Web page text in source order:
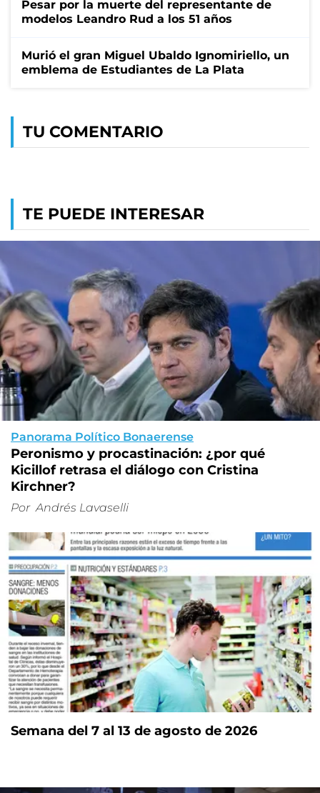
Pesar por la muerte del representante de
modelos Leandro Rud a los 51 años
Murió el gran Miguel Ubaldo Ignomiriello, un
emblema de Estudiantes de La Plata
TU COMENTARIO
TE PUEDE INTERESAR
Panorama Político Bonaerense
Peronismo y procastinación: ¿por qué
Kicillof retrasa el diálogo con Cristina
Kirchner?
Por Andrés Lavaselli
Semana del 7 al 13 de agosto de 2026